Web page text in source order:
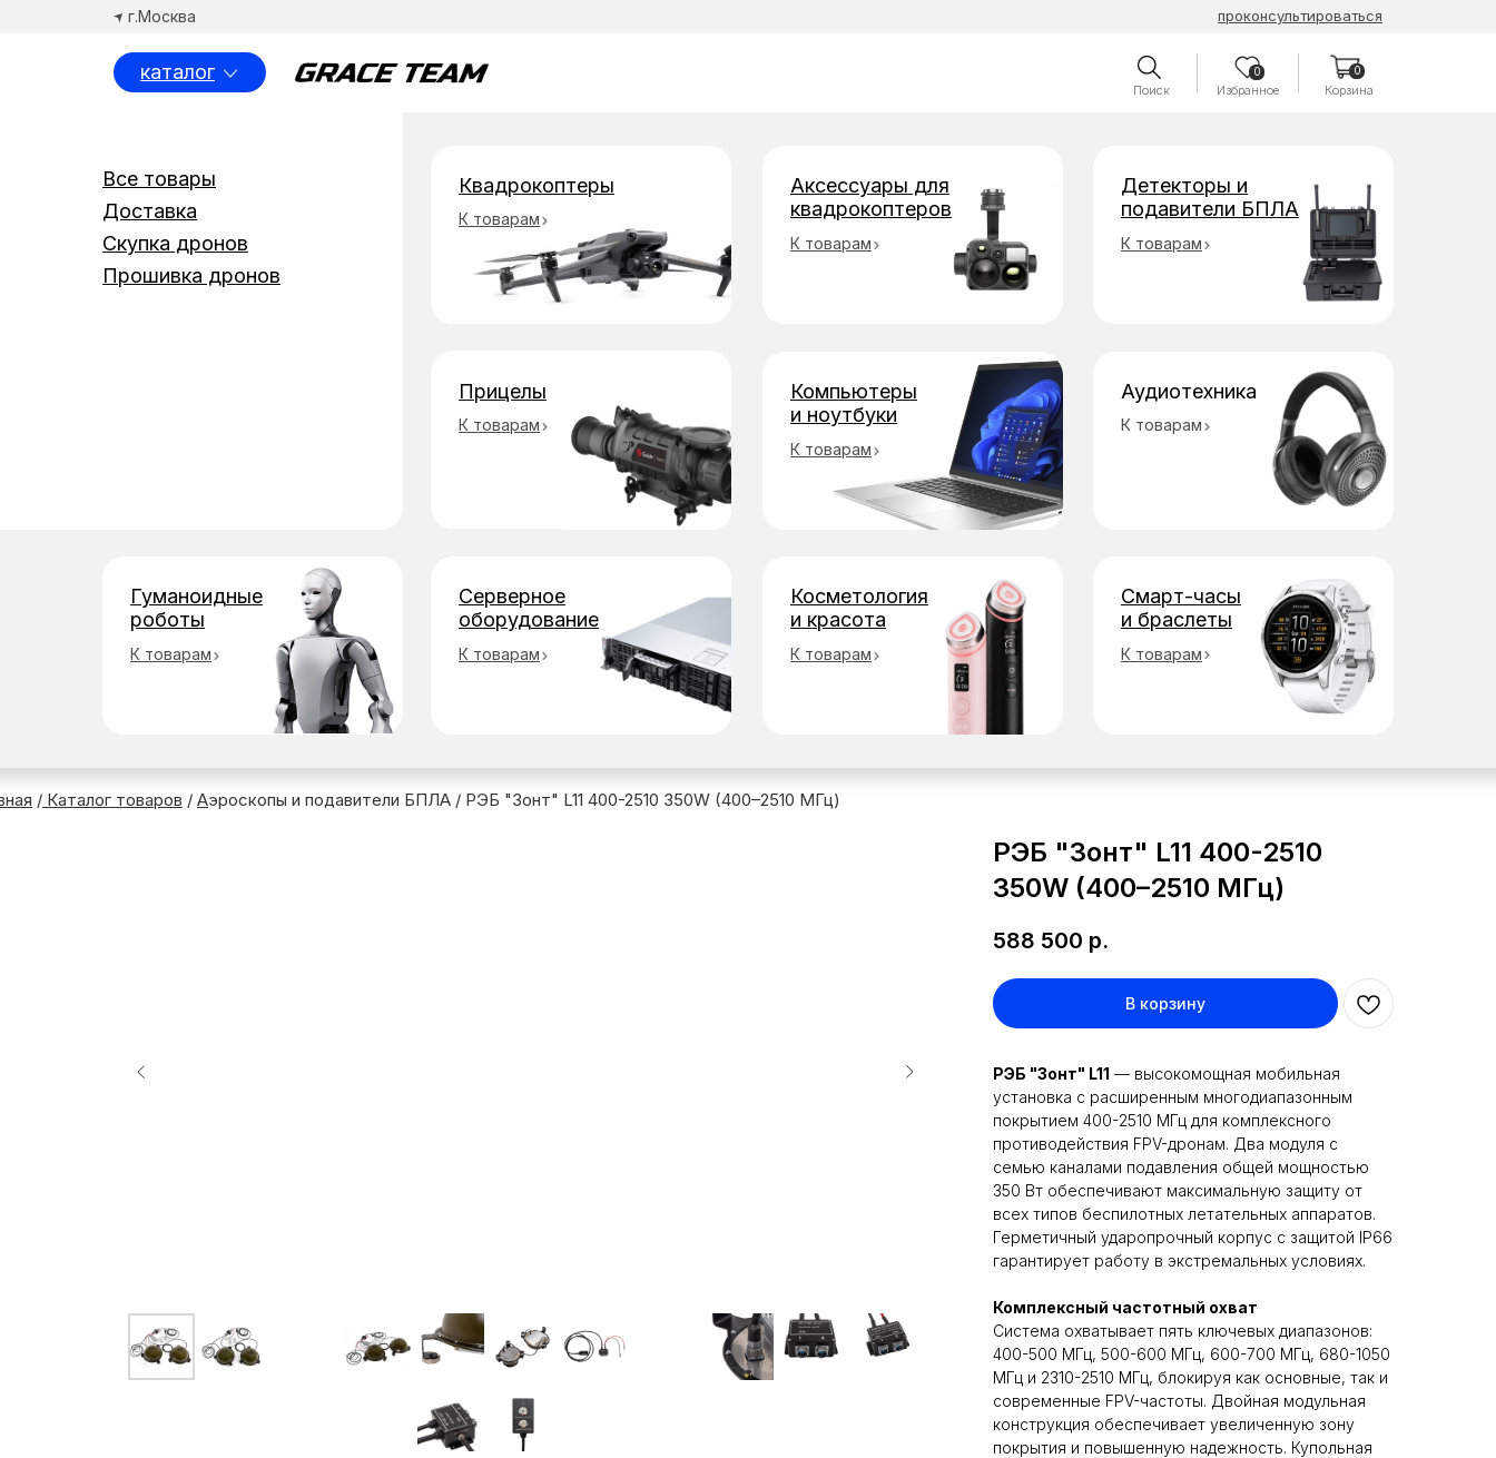
г.Москва проконсультироваться
Способы оплаты 0
Поиск Избранное Корзина
0
каталог
К товарам
К товарам
К товарам
К товарам
К товарам
К товарам
Аксессуары для
квадрокоптеров
Детекторы и
подавители БПЛА
Квадрокоптеры
Компьютеры
и ноутбуки
Прицелы Аудиотехника
К товарам
Серверное
оборудование
К товарам
Гуманоидные
роботы
К товарам
Косметология
и красота
К товарам
Смарт-часы
и браслеты
Прошивка дронов
Скупка дронов
Доставка
Все товары
/ Каталог товаров / Аэроскопы и подавители БПЛА / РЭБ "Зонт" L11 400-2510 350W (400–2510 МГц)
РЭБ "Зонт" L11 400-2510
350W (400–2510 МГц)
588 500 р.
В корзину
РЭБ "Зонт" L11 — высокомощная мобильная
установка с расширенным многодиапазонным
покрытием 400-2510 МГц для комплексного
противодействия FPV-дронам. Два модуля с
семью каналами подавления общей мощностью
350 Вт обеспечивают максимальную защиту от
всех типов беспилотных летательных аппаратов.
Герметичный ударопрочный корпус с защитой IP66
гарантирует работу в экстремальных условиях.
Комплексный частотный охват
Система охватывает пять ключевых диапазонов:
400-500 МГц, 500-600 МГц, 600-700 МГц, 680-1050
МГц и 2310-2510 МГц, блокируя как основные, так и
современные FPV-частоты. Двойная модульная
конструкция обеспечивает увеличенную зону
покрытия и повышенную надежность. Купольная